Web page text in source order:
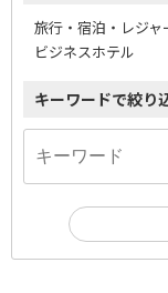
旅行・宿泊・レジ
ビジネスホテル
キーワードで絞り